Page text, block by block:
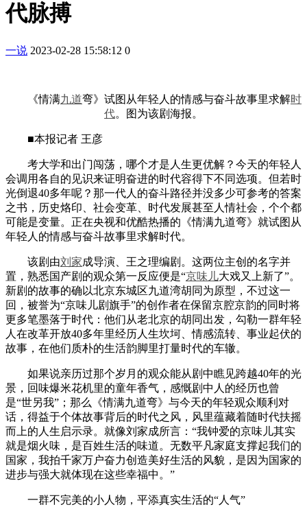
代脉搏
一说 2023-02-28 15:58:12 0
《情满九道弯》试图从年轻人的情感与奋斗故事里求解时
代。图为该剧海报。
■本报记者 王彦
考大学和出门闯荡，哪个才是人生更优解？今天的年轻人
会调用各自的见识来证明奋进的时代容得下不同选项。但若时
光倒退40多年呢？那一代人的奋斗路径并没多少可参考的答案
之书，历史烙印、社会变革、时代发展甚至人情社会，个个都
可能是变量。正在央视和优酷热播的《情满九道弯》就试图从
年轻人的情感与奋斗故事里求解时代。
该剧由刘家成导演、王之理编剧。这两位主创的名字并
置，熟悉国产剧的观众第一反应便是“京味儿大戏又上新了”。
新剧的故事的确以北京东城区九道湾胡同为原型，不过这一
回，被誉为“京味儿剧旗手”的创作者在保留京腔京韵的同时将
更多笔墨落于时代：他们从老北京的胡同出发，勾勒一群年轻
人在改革开放40多年里经历人生坎坷、情感流转、事业起伏的
故事，在他们质朴的生活韵脚里打量时代的车辙。
如果说亲历过那个岁月的观众能从剧中瞧见跨越40年的光
景，回味爆米花机里的童年香气，感慨剧中人的经历也曾
是“世另我”；那么《情满九道弯》与今天的年轻观众顺利对
话，得益于个体故事背后的时代之风，风里蕴藏着随时代扶摇
而上的人生启示录。就像刘家成所言：“我钟爱的京味儿其实
就是烟火味，是百姓生活的味道。无数平凡家庭支撑起我们的
国家，我拍千家万户奋力创造美好生活的风貌，是因为国家的
进步与强大就体现在这些幸福中。”
一群不完美的小人物，平添真实生活的“人气”